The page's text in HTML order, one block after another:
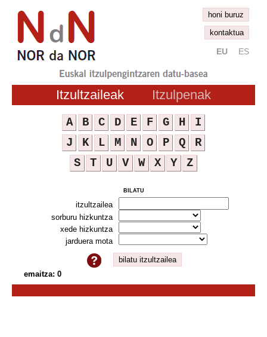
honi buruz
kontaktua
EU ES
Itzultzaileak Itzulpenak
A B C D E F G H
I
J
K L M N O P Q
R
S
T U V W X Y Z
bilatu
itzultzailea
sorburu hizkuntza
xede hizkuntza
jarduera mota
emaitza: 0